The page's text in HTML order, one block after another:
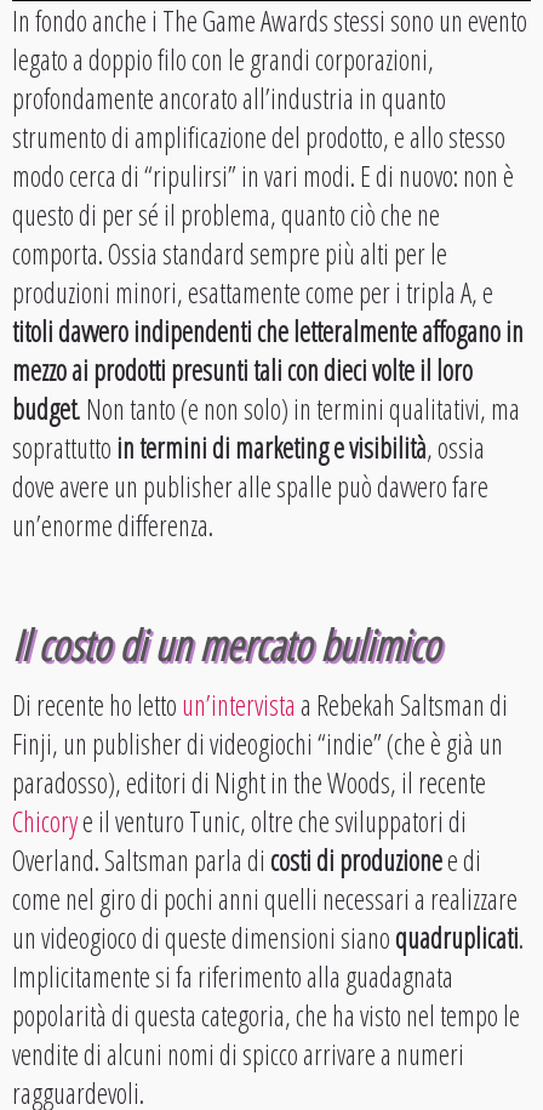
In fondo anche i The Game Awards stessi sono un evento
legato a doppio filo con le grandi corporazioni,
profondamente ancorato all’industria in quanto
strumento di amplificazione del prodotto, e allo stesso
modo cerca di “ripulirsi” in vari modi. E di nuovo: non è
questo di per sé il problema, quanto ciò che ne
comporta. Ossia standard sempre più alti per le
produzioni minori, esattamente come per i tripla A, e
titoli davvero indipendenti che letteralmente affogano in
mezzo ai prodotti presunti tali con dieci volte il loro
budget. Non tanto (e non solo) in termini qualitativi, ma
soprattuttoin termini di marketing e visibilità, ossia
dove avere un publisher alle spalle può davvero fare
un’enorme differenza.
Il costo di un mercato bulimico
Di recente ho lettoun’intervista a Rebekah Saltsman di
Finji, un publisher di videogiochi “indie” (che è già un
paradosso), editori di Night in the Woods, il recente
Chicorye il venturo Tunic, oltre che sviluppatori di
Overland. Saltsman parla dicosti di produzionee di
come nel giro di pochi anni quelli necessari a realizzare
un videogioco di queste dimensioni sianoquadruplicati.
Implicitamente si fa riferimento alla guadagnata
popolarità di questa categoria, che ha visto nel tempo le
vendite di alcuni nomi di spicco arrivare a numeri
ragguardevoli.